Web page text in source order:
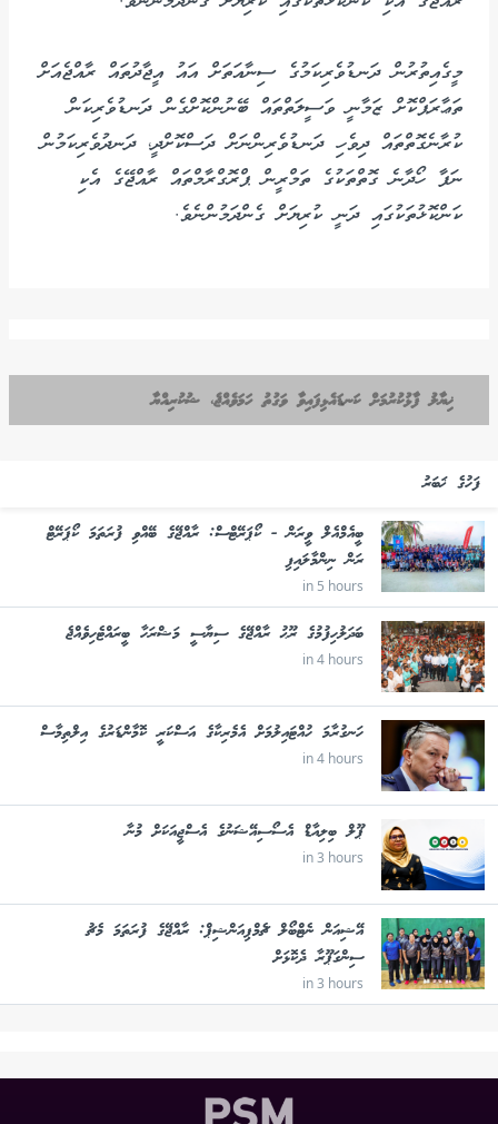
މީގެއިތުރުން ދަނޑުވެރިކަމުގެ ސިނާއަތަށް އައު އީޖާދުތައް ރާއްޖެއަށް
ތަޢާރަޕްކޮށް ޒަމާނީ ވަސީލަތްތައް ބޭނުންކޮށްގެން ދަނޑުވެރިކަން
ކުރާނެގޮތްތައް ދިވެހި ދަނޑުވެރިންނަށް ދަސްކޮށްދީ، ދަނދުވެރިކަމުން
ނަފާ ހޯދާނެ ގޮތްތަކުގެ ތަމްރީން ޕްރޮގްރާމްތައް ރާއްޖޭގެ އެކި
ކަންކޮޅުތަކުގައި ދަނީ ކުރިޔަށް ގެންދަމުންނެވެ.
ޚިޔާލު ފާޅުކުރުމަށް ކަނޑައެޅިފައިވާ ވަގުތު ހަމަވެއްޖެ، ޝުކުރިއްޔާ
ފަހުގެ ޚަބަރު
ބީއެމްއެލް ވީރަން - ކޯޕަރޭޓްސް: ރާއްޖޭގެ ބޭއްވި ފުރަތަމަ ކޯޕަރޭޓް
ރަން ނިންމާލައިފި
in 5 hours
ބަދަލުހިފުމުގެ ރޫޙު ރާއްޖޭގެ ސިޔާސީ މަޝްރަހާ ބީރައްޓެހިވެއްޖެ
in 4 hours
ހަނގުރާމަ ހުއްޓައިލުމަށް އެމެރިކާގެ އަސްކަރީ ކޮމާންޑަރުގެ އިލްތިމާސް
in 4 hours
ޕޫލް ބިލިއާޑް އެސޯސިއޭޝަނުގެ އެސްޖީއަކަށް މުނާ
in 3 hours
އޭޝިއަން ނެޓްބޯލް ޗެމްޕިއަންޝިޕް: ރާއްޖޭގެ ފުރަތަމަ މެޗު
ސިންގަޕޫރާ ދެކޮޅަށް
in 3 hours